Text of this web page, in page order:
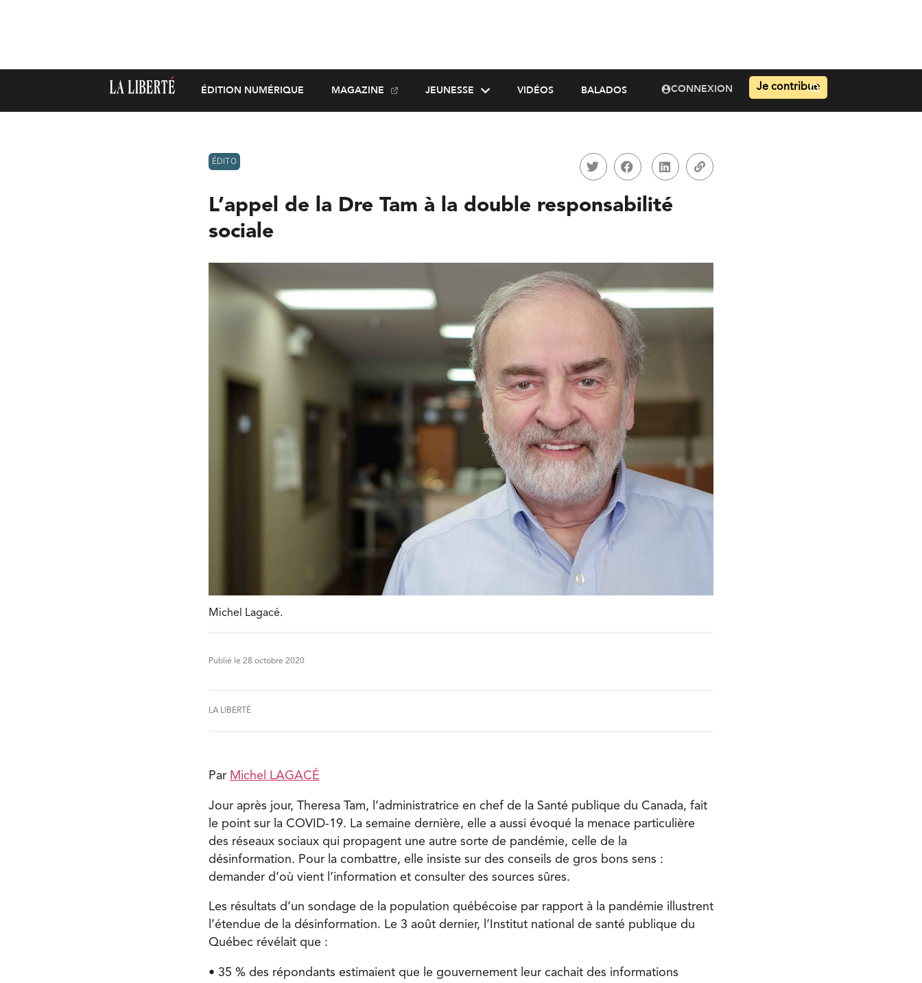
ÉDITION NUMÉRIQUE MAGAZINE JEUNESSE VIDÉOS BALADOS CONNEXION Je contribue
ÉDITO
L’appel de la Dre Tam à la double responsabilité
sociale
Michel Lagacé.
Publié le 28 octobre 2020
LA LIBERTÉ
Par Michel LAGACÉ
Jour après jour, Theresa Tam, l’administratrice en chef de la Santé publique du Canada, fait
le point sur la COVID-19. La semaine dernière, elle a aussi évoqué la menace particulière
des réseaux sociaux qui propagent une autre sorte de pandémie, celle de la
désinformation. Pour la combattre, elle insiste sur des conseils de gros bons sens :
demander d’où vient l’information et consulter des sources sûres.
Les résultats d’un sondage de la population québécoise par rapport à la pandémie illustrent
l’étendue de la désinformation. Le 3 août dernier, l’Institut national de santé publique du
Québec révélait que :
• 35 % des répondants estimaient que le gouvernement leur cachait des informations